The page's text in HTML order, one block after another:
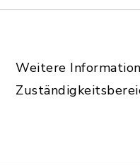
Weitere